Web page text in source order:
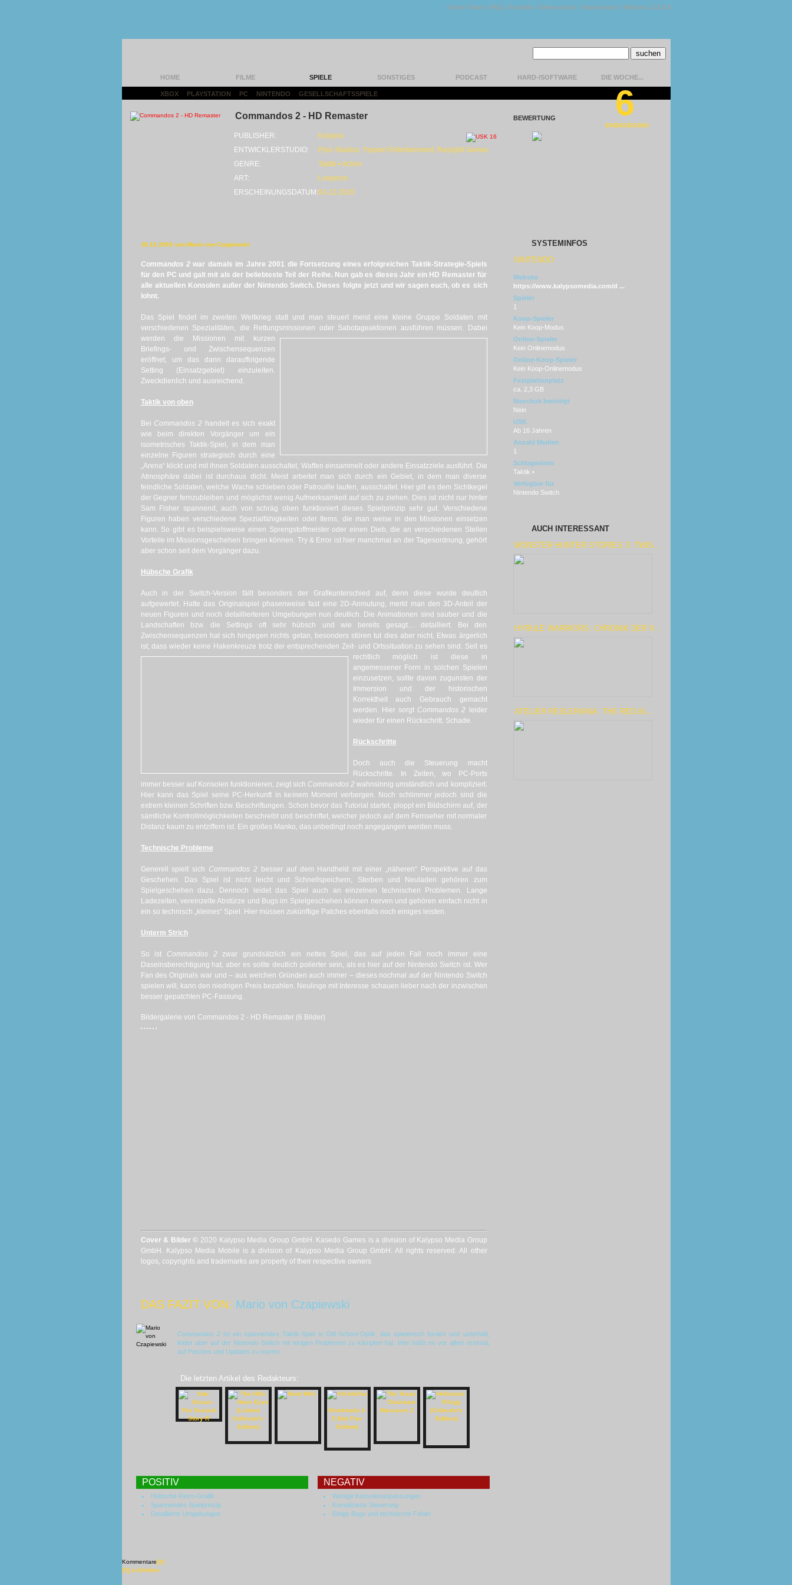
Unser Team | FAQ | Kontakt | Datenschutz | Impressum | Version 1.13.0.9
HOME FILME SPIELE SONSTIGES PODCAST HARD-/SOFTWARE DIE WOCHE...
XBOX PLAYSTATION PC NINTENDO GESELLSCHAFTSSPIELE
Commandos 2 - HD Remaster
PUBLISHER:
Kalypso
ENTWICKLERSTUDIO:
Pyro Studios, Yippee! Entertainment, Raylight Games
GENRE:
Taktik • Action
ART:
Lowprice
ERSCHEINUNGSDATUM:04.12.2020
BEWERTUNG 6
EINGESESSEN
18.12.2020 von Mario von Czapiewski
Commandos 2war damals im Jahre 2001 die Fortsetzung eines erfolgreichen Taktik-Strategie-Spiels
für den PC und galt mit als der beliebteste Teil der Reihe. Nun gab es dieses Jahr ein HD Remaster für
alle aktuellen Konsolen außer der Nintendo Switch. Dieses folgte jetzt und wir sagen euch, ob es sich
lohnt.
Das Spiel findet im zweiten Weltkrieg statt und man steuert meist eine kleine Gruppe Soldaten mit
verschiedenen Spezialitäten, die Rettungsmissionen oder Sabotageaktionen ausführen müssen.
Dabei
werden die Missionen mit kurzen
Briefings- und Zwischensequenzen
eröffnet, um das dann darauffolgende
Setting (Einsatzgebiet) einzuleiten.
Zweckdienlich und ausreichend.
Taktik von oben
Bei Commandos 2handelt es sich exakt
wie beim direkten Vorgänger um ein
isometrisches Taktik-Spiel, in dem man
einzelne Figuren strategisch durch eine
„Arena“ klickt und mit ihnen Soldaten ausschaltet, Waffen einsammelt oder andere Einsatzziele ausführt. Die
Atmosphäre dabei ist durchaus dicht. Meist arbeitet man sich durch ein Gebiet, in dem man diverse
feindliche Soldaten, welche Wache schieben oder Patrouille laufen, ausschaltet. Hier gilt es dem Sichtkegel
der Gegner fernzubleiben und möglichst wenig Aufmerksamkeit auf sich zu ziehen. Dies ist nicht nur hinter
Sam Fisher spannend, auch von schräg oben funktioniert dieses Spielprinzip sehr gut. Verschiedene
Figuren haben verschiedene Spezialfähigkeiten oder Items, die man weise in den Missionen einsetzen
kann. So gibt es beispielsweise einen Sprengstoffmeister oder einen Dieb, die an verschiedenen Stellen
Vorteile im Missionsgeschehen bringen können. Try & Error ist hier manchmal an der Tagesordnung, gehört
aber schon seit dem Vorgänger dazu.
Hübsche Grafik
Auch in der Switch-Version fällt besonders der Grafikunterschied auf, denn diese wurde deutlich
aufgewertet. Hatte das Originalspiel phasenweise fast eine 2D-Anmutung, merkt man den 3D-Anteil der
neuen Figuren und noch detaillierteren Umgebungen nun deutlich. Die Animationen sind sauber und die
Landschaften bzw. die Settings oft sehr hübsch und wie bereits gesagt… detailliert. Bei den
Zwischensequenzen hat sich hingegen nichts getan, besonders stören tut dies aber nicht. Etwas ärgerlich
ist, dass wieder keine Hakenkreuze trotz der entsprechenden Zeit- und Ortssituation zu sehen sind. Seit es
rechtlich möglich ist diese in
angemessener Form in solchen Spielen
einzusetzen, sollte davon zugunsten der
Immersion und der historischen
Korrektheit auch Gebrauch gemacht
werden. Hier sorgt Commandos 2 leider
wieder für einen Rückschritt. Schade.
Rückschritte
Doch auch die Steuerung macht
Rückschritte. In Zeiten, wo PC-Ports
immer besser auf Konsolen funktionieren, zeigt sich Commandos 2 wahnsinnig umständlich und kompliziert.
Hier kann das Spiel seine PC-Herkunft in keinem Moment verbergen. Noch schlimmer jedoch sind die
extrem kleinen Schriften bzw. Beschriftungen. Schon bevor das Tutorial startet, ploppt ein Bildschirm auf, der
sämtliche Kontrollmöglichkeiten beschreibt und beschriftet, welcher jedoch auf dem Fernseher mit normaler
Distanz kaum zu entziffern ist. Ein großes Manko, das unbedingt noch angegangen werden muss.
Technische Probleme
Generell spielt sich Commandos 2besser auf dem Handheld mit einer „näheren“ Perspektive auf das
Geschehen. Das Spiel ist nicht leicht und Schnellspeichern, Sterben und Neuladen gehören zum
Spielgeschehen dazu. Dennoch leidet das Spiel auch an einzelnen technischen Problemen. Lange
Ladezeiten, vereinzelte Abstürze und Bugs im Spielgeschehen können nerven und gehören einfach nicht in
ein so technisch „kleines“ Spiel. Hier müssen zukünftige Patches ebenfalls noch einiges leisten.
Unterm Strich
So ist Commandos 2zwar grundsätzlich ein nettes Spiel, das auf jeden Fall noch immer eine
Daseinsberechtigung hat, aber es sollte deutlich polierter sein, als es hier auf der Nintendo Switch ist. Wer
Fan des Originals war und – aus welchen Gründen auch immer – dieses nochmal auf der Nintendo Switch
spielen will, kann den niedrigen Preis bezahlen. Neulinge mit Interesse schauen lieber nach der inzwischen
besser gepatchten PC-Fassung.
Bildergalerie von Commandos 2 - HD Remaster (6 Bilder)
Cover & Bilder © 2020 Kalypso Media Group GmbH. Kasedo Games is a division of Kalypso Media Group
GmbH. Kalypso Media Mobile is a division of Kalypso Media Group GmbH. All rights reserved. All other
logos, copyrights and trademarks are property of their respective owners
DAS FAZIT VON: Mario von Czapiewski
Commandos 2ist ein spannendes Taktik-Spiel in Old-School-Optik, das spielerisch fordert und unterhält,
leider aber auf der Nintendo Switch mit einigen Problemen zu kämpfen hat. Hier heißt es vor allem erstmal,
auf Patches und Updates zu warten.
Die letzten Artikel des Redakteurs:
POSITIV NEGATIV
Hübsche Retro-Grafik
Spannendes Spielprinzip
Detaillierte Umgebungen
Wenige Konsolenanpassungen
Komplizierte Steuerung
Einige Bugs und technische Fehler
SYSTEMINFOS
NINTENDO
Website
https://www.kalypsomedia.com/d ...
Spieler
1
Koop-Spieler
Kein Koop-Modus
Online-Spieler
Kein Onlinemodus
Online-Koop-Spieler
Kein Koop-Onlinemodus
Festplattenplatz
ca. 2,3 GB
Nunchuk benötigt
Nein
USK
Ab 16 Jahren
Anzahl Medien
1
Schlagwörter
Taktik •
Verfügbar für
Nintendo Switch
AUCH INTERESSANT
MONSTER HUNTER STORIES 3: TWIS...
HYRULE WARRIORS: CHRONIK DER V...
ATELIER RESLERIANA: THE RED AL...
Kommentare[X]
[X] schließen